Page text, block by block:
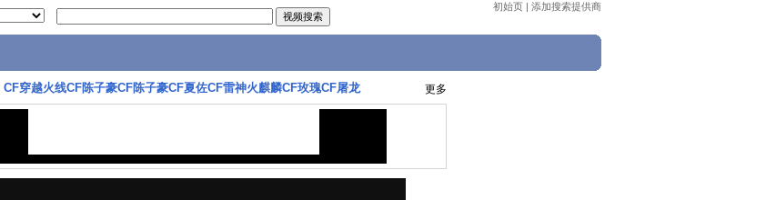
初始页 | 添加搜索提供商
CF穿越火线CF陈子豪CF陈子豪CF夏佐CF雷神火麒麟CF玫瑰CF屠龙 更多